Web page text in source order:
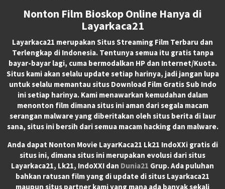
Nonton Film Bioskop Online Hanya di
Layarkaca21
Layarkaca21 merupakan Situs Streaming Film Terbaru dan
Terlengkap di Indonesia. Tentunya semua itu gratis tanpa
bayar-bayar lagi, cuma bermodalkan HP dan Internet/Kuota.
Situs kami akan selalu update setiap harinya, jadi jangan lupa
untuk selalu memantau situs Download Film Gratis Sub Indo
ini setiap harinya. Kami menawarkan kemudahan dalam
menonton film dimana situs ini aman dari segala macam
serangan malware yang diberitakan oleh situs berita di laur
sana, situs ini bersih dari semua macam hacking dan malware.
Anda dapat Nonton Movie LayarKaca21 Lk21 IndoXXigratis di
situs ini, dimana situs ini merupakan evolusi dari situs
Layarkaca21, Lk21, IndoXXI dan Dunia21 Grup. Ada puluhan
bahkan ratusan film yang di update di situs Layarkaca21
maupun situs partner kami yang mana ada banyak sekali